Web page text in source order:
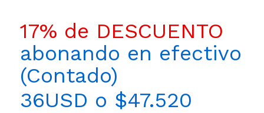
17% de DESCUENTO
abonando en efectivo
(Contado)
36USD o $47.520